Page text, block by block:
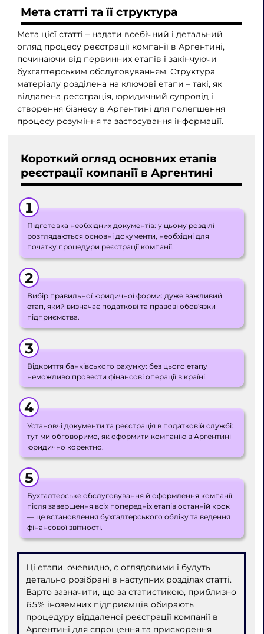
Мета статті та її структура
Мета цієї статті – надати всебічний і детальний
огляд процесу реєстрації компанії в Аргентині,
починаючи від первинних етапів і закінчуючи
бухгалтерським обслуговуванням. Структура
матеріалу розділена на ключові етапи – такі, як
віддалена реєстрація, юридичний супровід і
створення бізнесу в Аргентині для полегшення
процесу розуміння та застосування інформації.
Короткий огляд основних етапів
реєстрації компанії в Аргентині
Підготовка необхідних документів: у цьому розділі
розглядаються основні документи, необхідні для
початку процедури реєстрації компанії.
Вибір правильної юридичної форми: дуже важливий
етап, який визначає податкові та правові обов'язки
підприємства.
Відкриття банківського рахунку: без цього етапу
неможливо провести фінансові операції в країні.
Установчі документи та реєстрація в податковій службі:
тут ми обговоримо, як оформити компанію в Аргентині
юридично коректно.
Бухгалтерське обслуговування й оформлення компанії:
після завершення всіх попередніх етапів останній крок
— це встановлення бухгалтерського обліку та ведення
фінансової звітності.
Ці етапи, очевидно, є оглядовими і будуть
детально розібрані в наступних розділах статті.
Варто зазначити, що за статистикою, приблизно
65% іноземних підприємців обирають
процедуру віддаленої реєстрації компанії в
Аргентині для спрощення та прискорення